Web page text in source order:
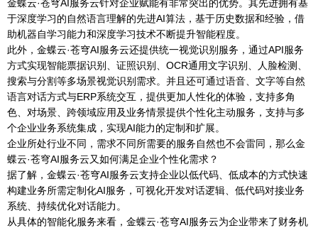
金蝶云·苍穹AI服务云针对企业赋能有非常突出的优势。其先进拥有基
于深度学习的自然语言理解的先进AI算法，基于历史数据和经验，借
助机器自学习能力和深度学习技术不断提升智能程度。
此外，金蝶云·苍穹AI服务云还提供统一视觉识别服务，通过API服务
方式实现智能票据识别、证照识别、OCR通用文字识别、人脸检测、
搜索与分割等多场景视觉识别需求。并且还可通过语音、文字等自然
语言对话方式与ERP系统交互，提供更加人性化的体验，支持多角
色、对场景、跨领域应用及业务情景提供个性化主动服务，支持与多
个企业业务系统集成，实现AI能力的定制和扩展。
企业所处行业不同，需求不同所需要的服务自然也不会雷同，那么金
蝶云·苍穹AI服务云又如何满足企业个性化需求？
据了解，金蝶云·苍穹AI服务云支持企业以低代码、低成本的方式快速
构建业务所需定制化AI服务，可视化开发对话逻辑、低代码对接业务
系统、持续优化对话能力。
从具体的智能化服务来看，金蝶云·苍穹AI服务云为企业带来了财务机